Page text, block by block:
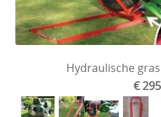
Hydraulische
€